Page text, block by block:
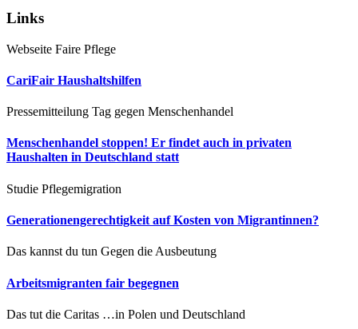
Links
Webseite Faire Pflege
CariFair Haushaltshilfen
Pressemitteilung Tag gegen Menschenhandel
Menschenhandel stoppen! Er findet auch in privaten
Haushalten in Deutschland statt
Studie Pflegemigration
Generationengerechtigkeit auf Kosten von Migrantinnen?
Das kannst du tun Gegen die Ausbeutung
Arbeitsmigranten fair begegnen
Das tut die Caritas …in Polen und Deutschland